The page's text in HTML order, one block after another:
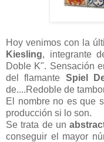
Hoy venimos con la
Kiesling, integrante
Doble K". Sensación
del flamante Spiel
de....Redoble de
El nombre no es que
producción si lo son.
Se trata de un
conseguir el mayor